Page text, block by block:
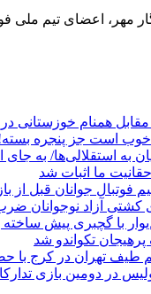
مهر، اعضای تیم ملی
همنام خوزستانی در
خوب است جز پنجره
به استقلالی‌ها/ به جای
ما اثبات شد
فوتبال جوانان قبل از
کشتی آزاد نوجوانان
دیوار با گچبری پیش
پرهیجان تکواندو شد
تیم طیف تهران در کرج
در دومین بازی